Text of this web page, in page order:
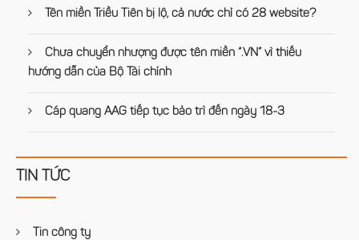
Tên miền Triều Tiên bị lộ, cả nước chỉ có 28 website?
Chưa chuyển nhượng được tên miền “.VN” vì thiếu
hướng dẫn của Bộ Tài chính
Cáp quang AAG tiếp tục bảo trì đến ngày 18-3
TIN TỨC
Tin công ty